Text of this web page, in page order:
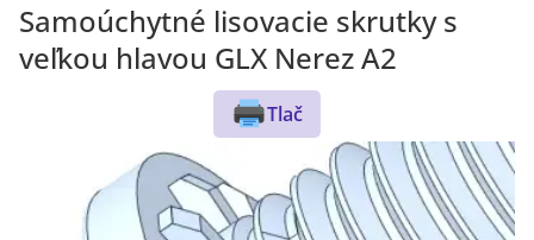
Samoúchytné lisovacie skrutky s
veľkou hlavou GLX Nerez A2
Tlač